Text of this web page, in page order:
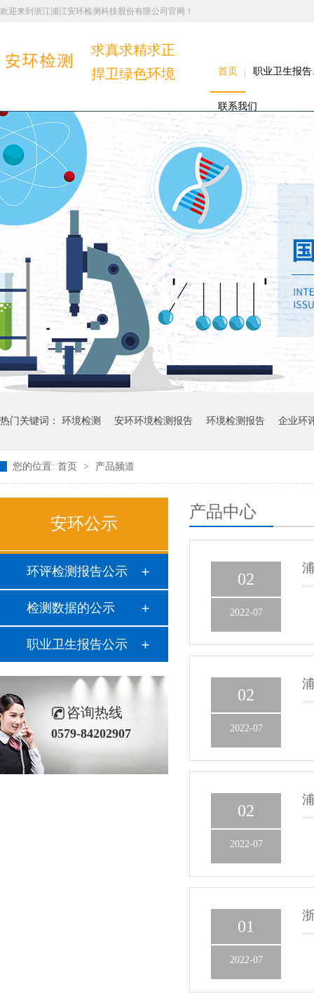
欢迎来到浙江浦江安环检测科技股份有限公司官网！
求真求精求正
捍卫绿色环境
首页 职业卫生报
联系我们
热门关键词： 环境检测 安环环境检测报告 环境检测报告 企业环
您的位置: 首页 > 产品频道
安环公示
环评检测报告公示
检测数据的公示
职业卫生报告公示
咨询热线
0579-84202907
产品中心
02
2022-07
02
2022-07
02
2022-07
01
2022-07